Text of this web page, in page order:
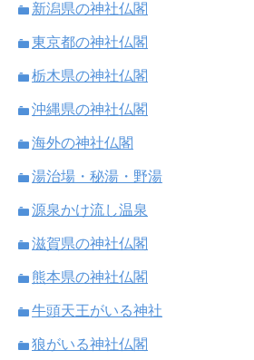
新潟県の神社仏閣
東京都の神社仏閣
栃木県の神社仏閣
沖縄県の神社仏閣
海外の神社仏閣
湯治場・秘湯・野湯
源泉かけ流し温泉
滋賀県の神社仏閣
熊本県の神社仏閣
牛頭天王がいる神社
狼がいる神社仏閣